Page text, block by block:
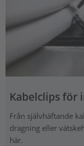
Kabelclips för
Från självhäftande
dragning eller
här.